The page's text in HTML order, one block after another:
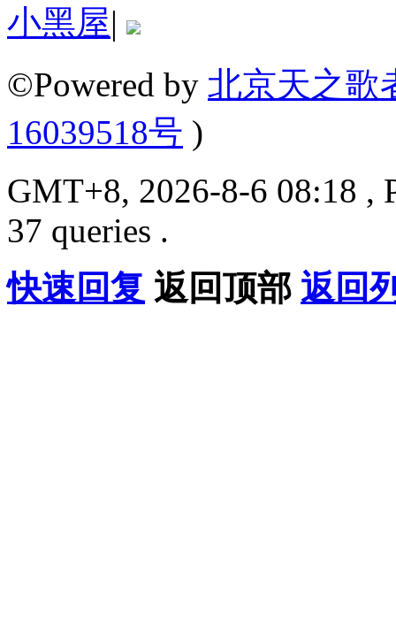
小黑屋|
©Powered by 北京天之歌
16039518号 )
GMT+8, 2026-8-6 08:18 ,
37 queries .
快速回复 返回顶部 返回